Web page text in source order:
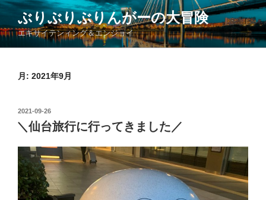
コ
テ
ン
ぶりぶりぶりんがーの大冒険
エキサイテンィング＆エンジョイ
月: 2021年9月
投
稿
日:
2021-09-26
＼仙台旅行に行ってきました／